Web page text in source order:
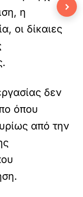
η
οι δίκαιες
δεν
όπου
από την
›